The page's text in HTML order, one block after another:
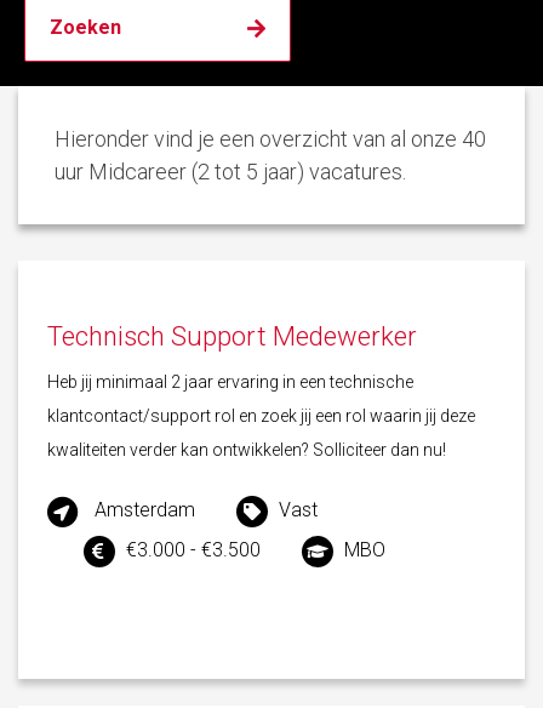
Hieronder vind je een overzicht van al onze 40
uur Midcareer (2 tot 5 jaar) vacatures.
Technisch Support Medewerker
Heb jij minimaal 2 jaar ervaring in een technische
klantcontact/support rol en zoek jij een rol waarin jij deze
kwaliteiten verder kan ontwikkelen? Solliciteer dan nu!
Amsterdam
Vast
€3.000 - €3.500
MBO